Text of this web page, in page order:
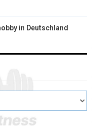
in Deutschland